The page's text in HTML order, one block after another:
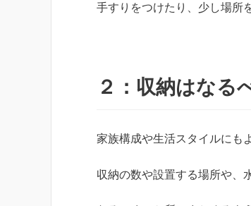
手すりをつけたり、少し場所
２：収納はなる
家族構成や生活スタイルにも
収納の数や設置する場所や、